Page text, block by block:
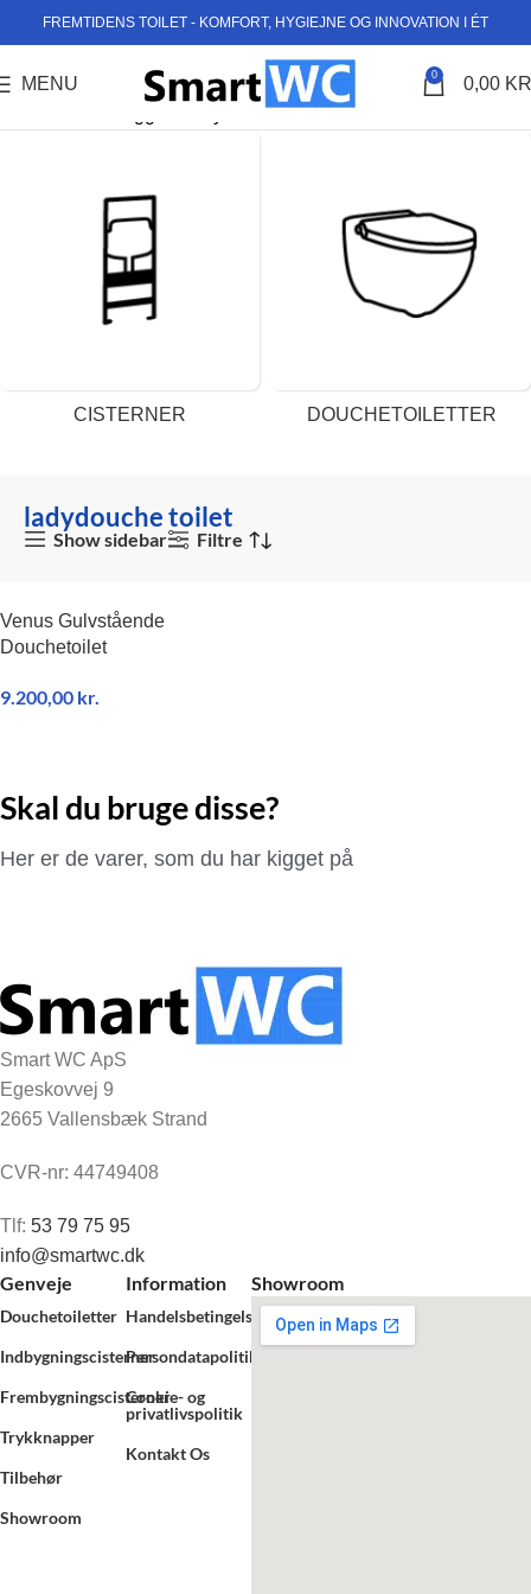
FREMTIDENS TOILET - KOMFORT, HYGIEJNE OG INNOVATION I ÉT
MENU 0 0,00
Varer tagged “ladydouche toilet”
CISTERNER DOUCHETOILETTER
ladydouche toilet
Show sidebar Filtre
Venus Gulvstående
Douchetoilet
9.200,00 kr.
Skal du bruge disse?
Her er de varer, som du har kigget på
Smart WC ApS
Egeskovvej 9
2665 Vallensbæk Strand
CVR-nr: 44749408
Tlf: 53 79 75 95
info@smartwc.dk
Genveje
Douchetoiletter
Indbygningscisterner
Frembygningscisterner
Trykknapper
Tilbehør
Showroom
Information
Handelsbetingelser
Persondatapolitik
Cookie- og
privatlivspolitik
Kontakt Os
Showroom